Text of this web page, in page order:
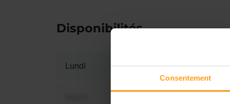
Consentement
Disponibilités
Lundi